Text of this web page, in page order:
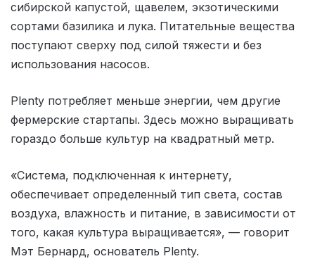
сибирской капустой, щавелем, экзотическими
сортами базилика и лука. Питательные вещества
поступают сверху под силой тяжести и без
использования насосов.
Plenty потребляет меньше энергии, чем другие
фермерские стартапы. Здесь можно выращивать
гораздо больше культур на квадратный метр.
«Система, подключенная к интернету,
обеспечивает определенный тип света, состав
воздуха, влажность и питание, в зависимости от
того, какая культура выращивается», — говорит
Мэт Бернард, основатель Plenty.